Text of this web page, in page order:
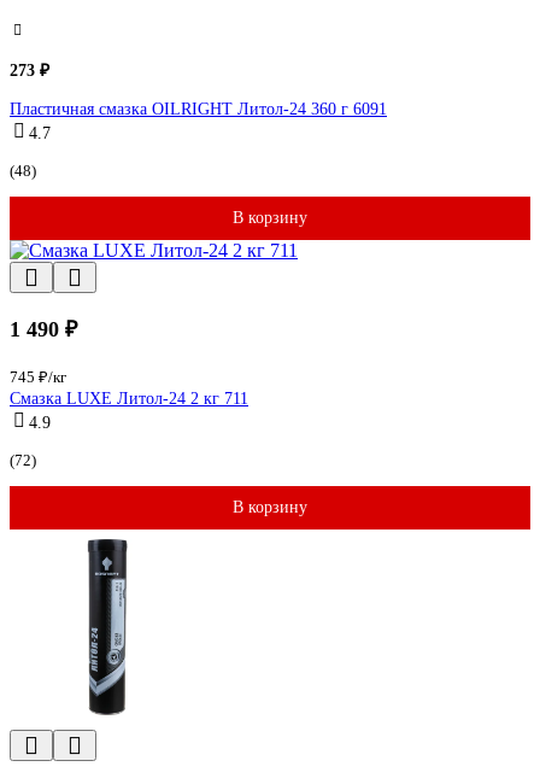
273 ₽
Пластичная смазка OILRIGHT Литол-24 360 г 6091
4.7
(48)
В корзину
1 490 ₽
745 ₽/кг
Смазка LUXЕ Литол-24 2 кг 711
4.9
(72)
В корзину